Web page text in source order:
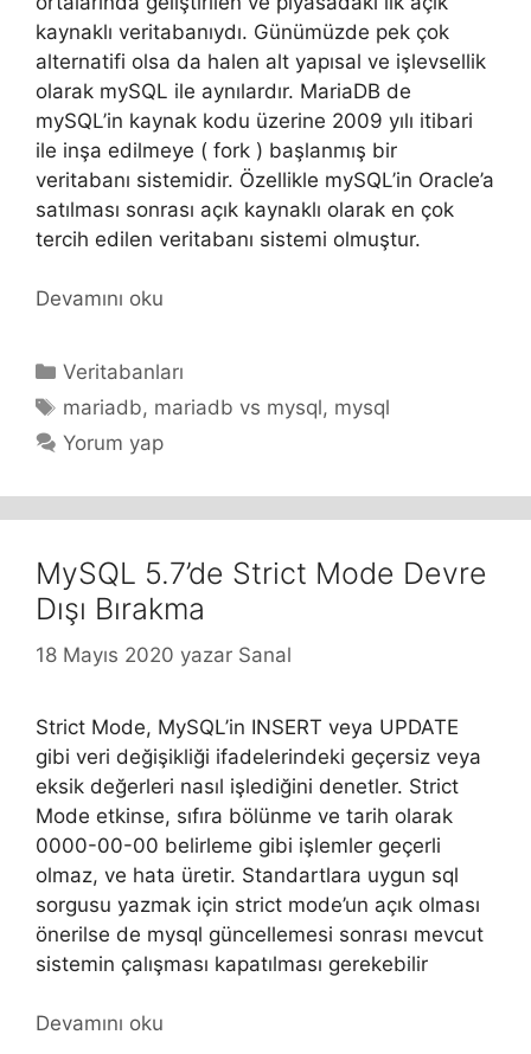
kaynaklı veritabanıydı. Günümüzde pek çok
alternatifi olsa da halen alt yapısal ve işlevsellik
olarak mySQL ile aynılardır. MariaDB de
mySQL’in kaynak kodu üzerine 2009 yılı itibari
ile inşa edilmeye ( fork ) başlanmış bir
veritabanı sistemidir. Özellikle mySQL’in Oracle’a
satılması sonrası açık kaynaklı olarak en çok
tercih edilen veritabanı sistemi olmuştur.
Devamını oku
Kategoriler
Veritabanları
Etiketler
mariadb, mariadb vs mysql, mysql
Yorum yap
MySQL 5.7’de Strict Mode Devre
Dışı Bırakma
18 Mayıs 2020 yazar Sanal
Strict Mode, MySQL’in INSERT veya UPDATE
gibi veri değişikliği ifadelerindeki geçersiz veya
eksik değerleri nasıl işlediğini denetler. Strict
Mode etkinse, sıfıra bölünme ve tarih olarak
0000-00-00 belirleme gibi işlemler geçerli
olmaz, ve hata üretir. Standartlara uygun sql
sorgusu yazmak için strict mode’un açık olması
önerilse de mysql güncellemesi sonrası mevcut
sistemin çalışması kapatılması gerekebilir
Devamını oku